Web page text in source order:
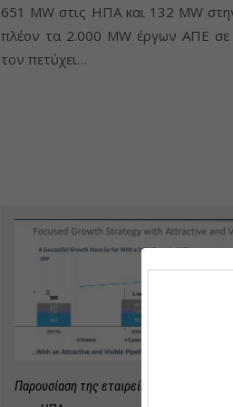
651 MW στις ΗΠΑ και 132 MW
πλέον τα 2.000 MW έργων ΑΠΕ σε
τον πετύχει…
Παρουσίαση της εταιρείας 2019, που